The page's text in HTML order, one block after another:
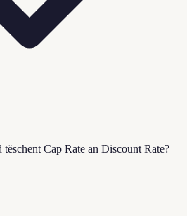
tëschent Cap Rate an Discount Rate?